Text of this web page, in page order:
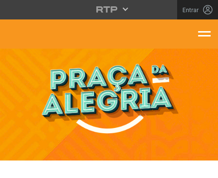
Saltar para o conteúdo principal
Entrar